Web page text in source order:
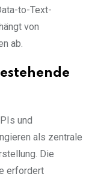
to-Text-
von
ab.
und
als zentrale
Die
erfordert